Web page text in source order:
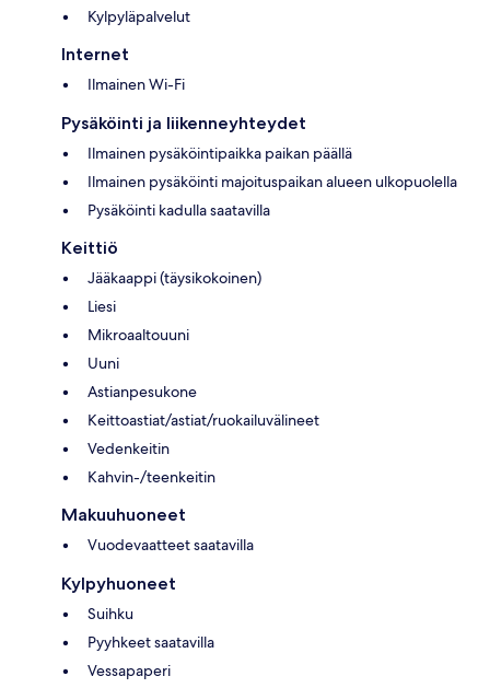
Kylpyläpalvelut
Internet
Ilmainen Wi-Fi
Pysäköinti ja liikenneyhteydet
Ilmainen pysäköintipaikka paikan päällä
Ilmainen pysäköinti majoituspaikan alueen ulkopuolella
Pysäköinti kadulla saatavilla
Keittiö
Jääkaappi (täysikokoinen)
Liesi
Mikroaaltouuni
Uuni
Astianpesukone
Keittoastiat/astiat/ruokailuvälineet
Vedenkeitin
Kahvin-/teenkeitin
Makuuhuoneet
Vuodevaatteet saatavilla
Kylpyhuoneet
Suihku
Pyyhkeet saatavilla
Vessapaperi